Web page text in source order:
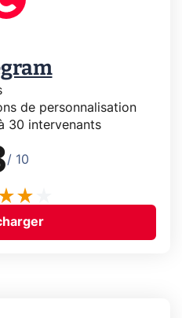
de personnalisation
30 intervenants
/ 10